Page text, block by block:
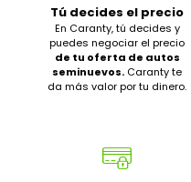
Tú decides el precio
En Caranty, tú decides y
puedes negociar el precio
de tu oferta de autos
seminuevos. Caranty te
da más valor por tu dinero.